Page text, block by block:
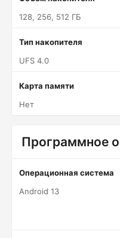
128, 256, 512 ГБ
Тип накопителя
UFS 4.0
Карта памяти
Нет
Программное
Операционная система
Android 13